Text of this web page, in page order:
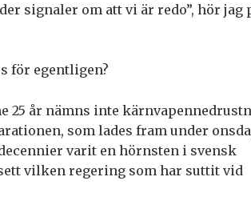
signaler om att vi är redo”, hör jag
för egentligen?
25 år nämns inte
som lades fram under
varit en hörnsten i svensk
vilken regering som har suttit vid